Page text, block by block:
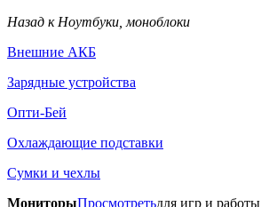
Назад к Ноутбуки, моноблоки
Внешние АКБ
Зарядные устройства
Опти-Бей
Охлаждающие подставки
Сумки и чехлы
МониторыПросмотретьдля игр и работы